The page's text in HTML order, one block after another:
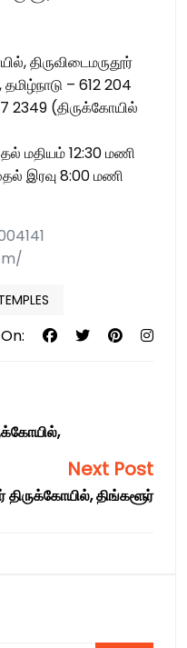
திருவிடைமருதூர்
– 612 204
2349 (திருக்கோயில்
மதியம் 12:30 மணி
இரவு 8:00 மணி
Next Post
திருக்கோயில், திங்களூர்